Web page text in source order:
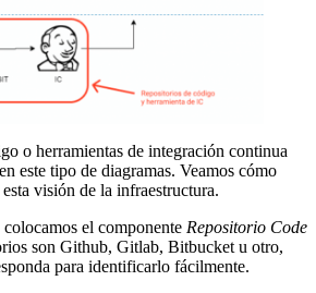
o herramientas de integración continua
este tipo de diagramas. Veamos cómo
visión de la infraestructura.
el componente Repositorio Code
son Github, Gitlab, Bitbucket u otro,
para identificarlo fácilmente.